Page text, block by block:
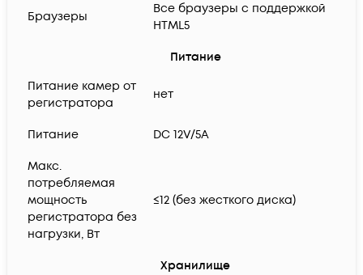
Браузеры
Все браузеры с поддержкой
HTML5
Питание
Питание камер от
регистратора
нет
Питание DC 12V/5A
Макс.
потребляемая
мощность
регистратора без
нагрузки, Вт
≤12 (без жесткого диска)
Хранилище